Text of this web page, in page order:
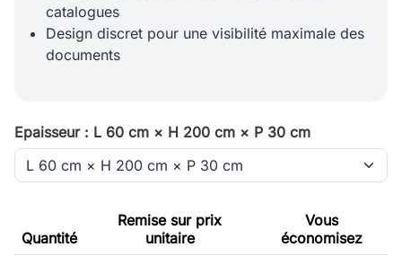
catalogues
Design discret pour une visibilité maximale des
documents
Epaisseur : L 60 cm × H 200 cm × P 30 cm
Quantité
Remise sur prix
unitaire
Vous
économisez